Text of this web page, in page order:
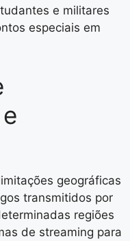
e militares
especiais em
geográficas
transmitidos por
regiões
de streaming para